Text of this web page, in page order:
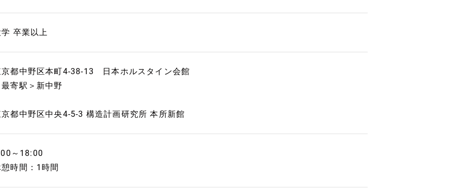
卒業以上
京都中野区本町4-38-13 日本ホルスタイン会館
寄駅＞新中野
都中野区中央4-5-3 構造計画研究所 本所新館
～18:00
時間：1時間